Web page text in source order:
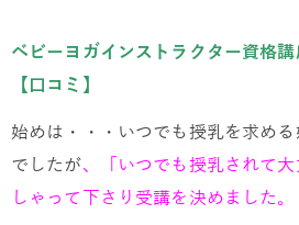
ベビーヨガインストラクター資格
【口コミ】
始めは・・・いつでも授乳を求め
でしたが、「いつでも授乳されて
しゃって下さり受講を決めました。